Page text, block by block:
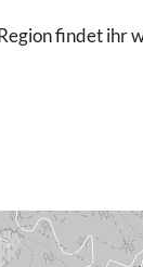
findet ihr